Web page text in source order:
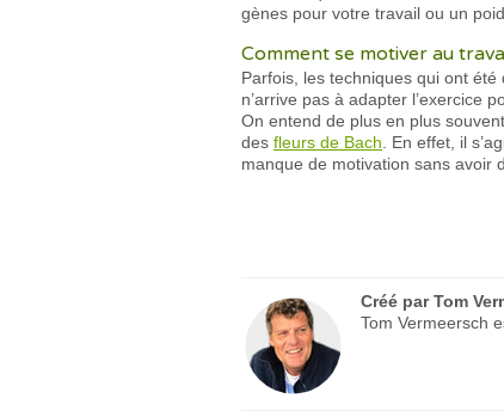
gènes pour votre travail ou un
Comment se motiver au
Parfois, les techniques qui ont
n’arrive pas à adapter l’exercice
On entend de plus en plus
des fleurs de Bach . En effet, il
manque de motivation sans avoir
Créé parTom
Tom Vermeersch